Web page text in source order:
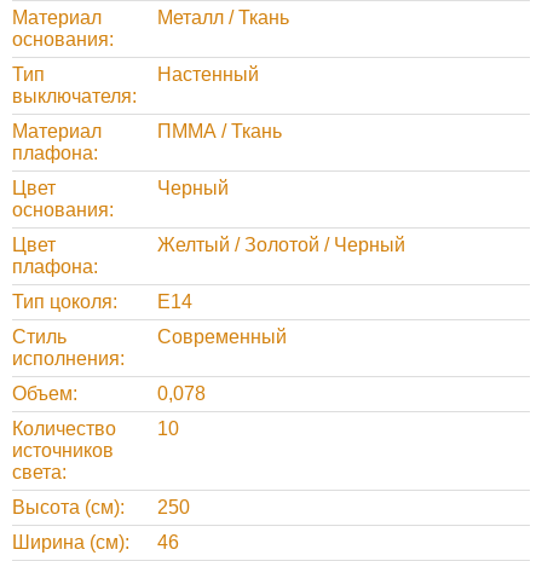
Материал
основания
Металл / Ткань
Тип
выключателя
Настенный
Материал
плафона
ПММА / Ткань
Цвет
основания
Черный
Цвет
плафона
Желтый / Золотой / Черный
Тип цоколя
E14
Стиль
исполнения
Современный
Объем
0,078
Количество
источников
света
10
Высота (см)
250
Ширина (см)
46